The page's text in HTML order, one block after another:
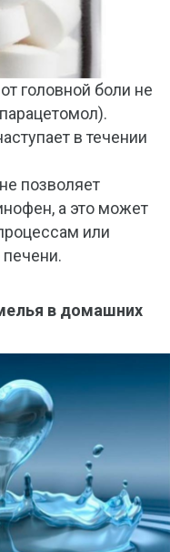
головной боли не
в течении
позволяет
а это может
или
в домашних